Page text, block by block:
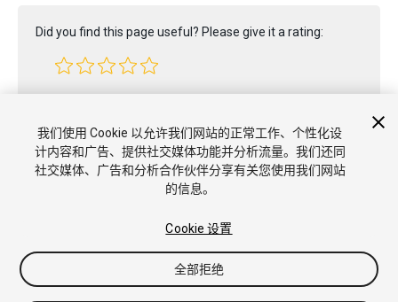
Did you find this page useful? Please give it a rating:
版权所有 © 2021 Unity Technologies. Publication 2020.3
我们使用 Cookie 以允许我们网站的正常工作、个性化设
计内容和广告、提供社交媒体功能并分析流量。我们还同
社交媒体、广告和分析合作伙伴分享有关您使用我们网站
的信息。
Cookie 设置
全部拒绝